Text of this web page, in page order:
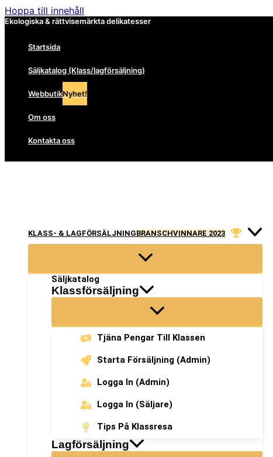
Hoppa till innehåll
Ekologiska & rättvisemärkta delikatesser
Startsida
Säljkatalog (Klass/lagförsäljning)
WebbutikNyhet!
Om oss
Kontakta oss
KLASS- & LAGFÖRSÄLJNINGBRANSCHVINNARE 2023
Säljkatalog
Klassförsäljning
Tjäna Pengar Till Klassen
Starta Försäljning (admin)
Logga In (admin)
Logga In (säljare)
Tips På Klassresa
Lagförsäljning